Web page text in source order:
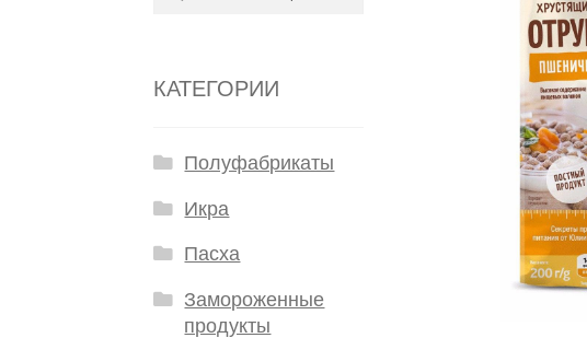
КАТЕГОРИИ
Полуфабрикаты
Икра
Пасха
Замороженные
продукты